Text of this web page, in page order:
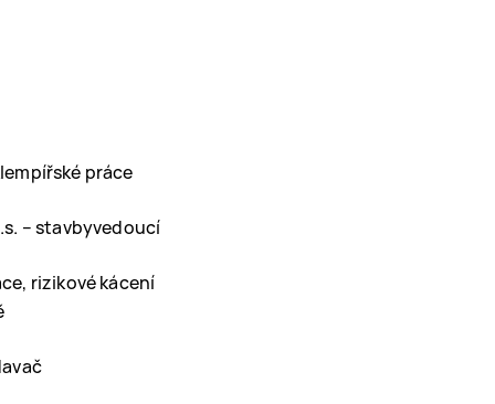
práce
– stavbyvedoucí
rizikové kácení